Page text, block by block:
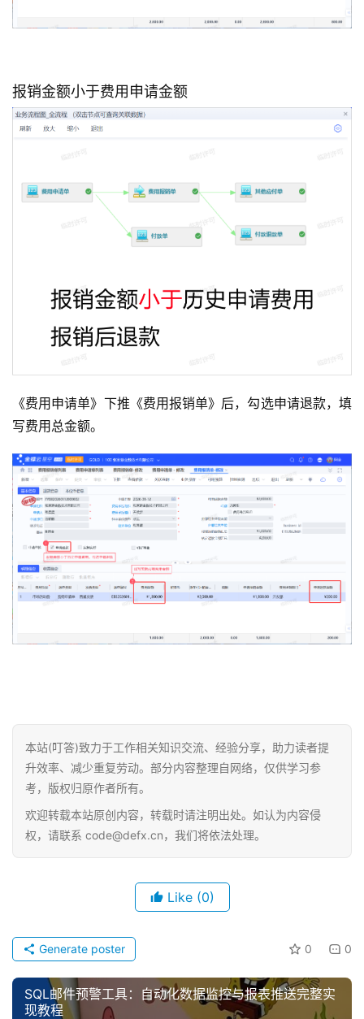
页
e
f
X
分
类
Sign in Sign up
报销金额小于费用申请金额
《费用申请单》下推《费用报销单》后，勾选申请退款，填
写费用总金额。
本站(叮答)致力于工作相关知识交流、经验分享，助力读者提
升效率、减少重复劳动。部分内容整理自网络，仅供学习参
考，版权归原作者所有。
欢迎转载本站原创内容，转载时请注明出处。如认为内容侵
权，请联系 code@defx.cn，我们将依法处理。
Like (0)
0 0
Generate poster
SQL邮件预警工具：自动化数据监控与报表推送完整实
现教程